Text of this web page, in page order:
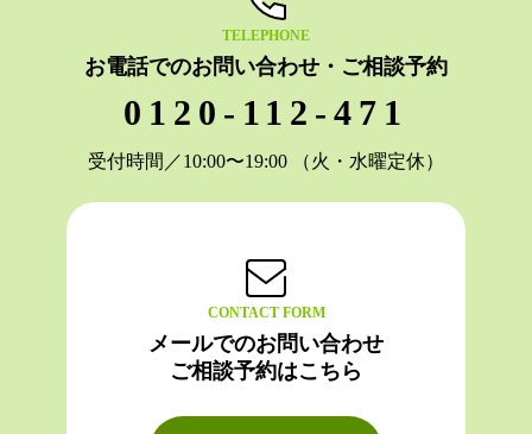
TELEPHONE
お電話でのお問い合わせ・ご相談予約
0120-112-471
受付時間／10:00〜19:00 （火・水曜定休）
CONTACT FORM
メールでのお問い合わせ
ご相談予約はこちら